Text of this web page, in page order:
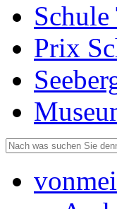
Prix